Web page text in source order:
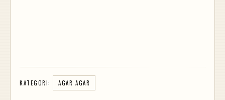
KATEGORI: AGAR AGAR